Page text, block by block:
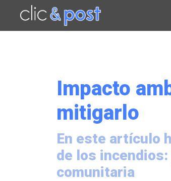
Impacto
mitigarlo
En este artículo
de los
comunitaria